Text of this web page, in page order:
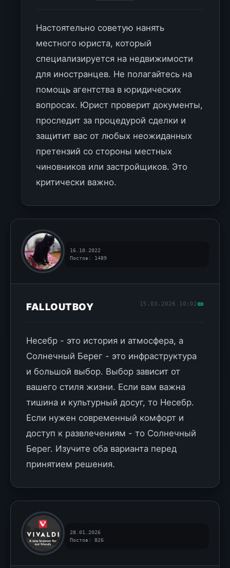
Настоятельно советую нанять
местного юриста, который
специализируется на недвижимости
для иностранцев. Не полагайтесь на
помощь агентства в юридических
вопросах. Юрист проверит документы,
проследит за процедурой сделки и
защитит вас от любых неожиданных
претензий со стороны местных
чиновников или застройщиков. Это
критически важно.
16.10.2022
Постов: 1489
FALLOUTBOY 15.03.2026 10:02
Несебр - это история и атмосфера, а
Солнечный Берег - это инфраструктура
и большой выбор. Выбор зависит от
вашего стиля жизни. Если вам важна
тишина и культурный досуг, то Несебр.
Если нужен современный комфорт и
доступ к развлечениям - то Солнечный
Берег. Изучите оба варианта перед
принятием решения.
28.01.2026
Постов: 826